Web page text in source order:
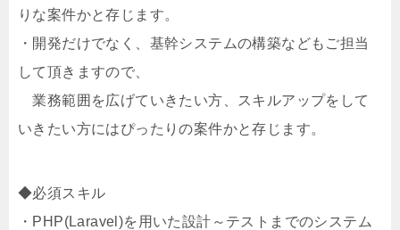
りな案件かと存じます。
・開発だけでなく、基幹システムの構築などもご担当
して頂きますので、
業務範囲を広げていきたい方、スキルアップをして
いきたい方にはぴったりの案件かと存じます。
◆必須スキル
・PHP(Laravel)を用いた設計～テストまでのシステム